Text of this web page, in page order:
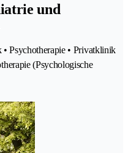
und
Psychotherapie • Privatklinik
(Psychologische